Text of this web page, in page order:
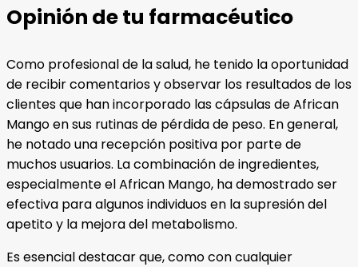
Opinión de tu farmacéutico
Como profesional de la salud, he tenido la oportunidad
de recibir comentarios y observar los resultados de los
clientes que han incorporado las cápsulas de African
Mango en sus rutinas de pérdida de peso. En general,
he notado una recepción positiva por parte de
muchos usuarios. La combinación de ingredientes,
especialmente el African Mango, ha demostrado ser
efectiva para algunos individuos en la supresión del
apetito y la mejora del metabolismo.
Es esencial destacar que, como con cualquier